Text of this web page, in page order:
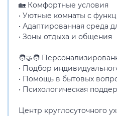
🏡 Комфортные условия
• Уютные комнаты с
• Адаптированная среда
• Зоны отдыха и общения
🧑‍🤝‍🧑
• Подбор
• Помощь в бытовых
• Психологическая
Центр круглосуточного